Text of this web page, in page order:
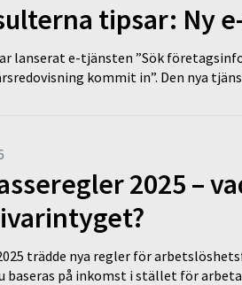
tipsar: Ny
lanserat e-tjänsten ”Sök
kommit in”. Den nya
2025 –
trädde nya regler för
baseras på inkomst i stället för